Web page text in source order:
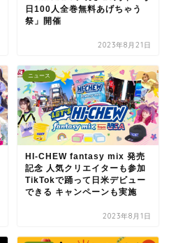
日100人全巻無料あげちゃう
祭」開催
2023年8月21日
ニュース
HI-CHEW fantasy mix 発売
記念 人気クリエイターも参加
TikTokで踊って日米デビュー
できる キャンペーンも実施
2023年8月1日